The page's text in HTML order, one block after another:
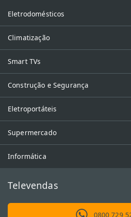
Eletrodomésticos
Climatização
Smart TVs
Construção e Segurança
Eletroportáteis
Supermercado
Informática
Televendas
0800 729